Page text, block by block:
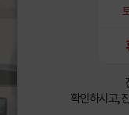
확인하시고,